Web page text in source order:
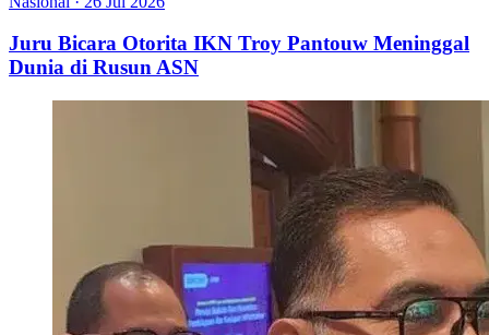
Juru Bicara Otorita IKN Troy Pantouw Meninggal
Dunia di Rusun ASN